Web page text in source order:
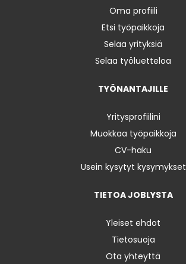
Oma profiili
Etsi työpaikkoja
Selaa yrityksiä
Selaa työluetteloa
TYÖNANTAJILLE
Yritysprofiilini
Muokkaa työpaikkoja
CV-haku
Usein kysytyt kysymykset
TIETOA JOBLYSTA
Yleiset ehdot
Tietosuoja
Ota yhteyttä